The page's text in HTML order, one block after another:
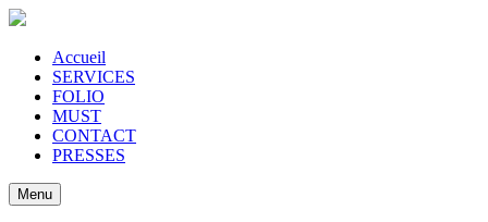
Accueil
SERVICES
FOLIO
MUST
CONTACT
PRESSES
Menu